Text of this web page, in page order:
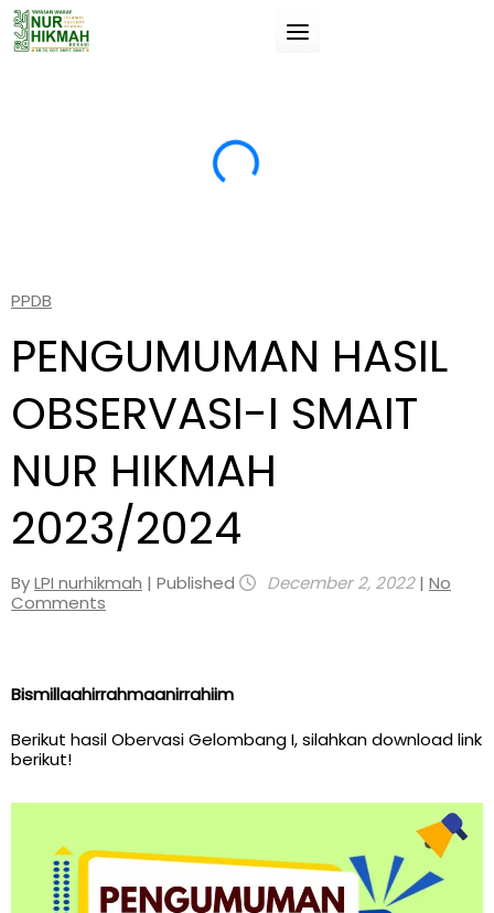
Skip
PPDB
PENGUMUMAN HASIL
OBSERVASI-I SMAIT
NUR HIKMAH
2023/2024
ByLPI nurhikmah | Published December 2, 2022| No
Comments
Bismillaahirrahmaanirrahiim
Berikut hasil Obervasi Gelombang I, silahkan download link
berikut!